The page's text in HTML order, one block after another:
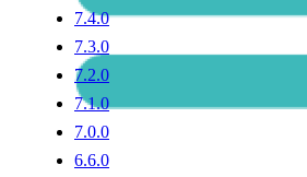
7.4.0
7.3.0
7.2.0
7.1.0
7.0.0
6.6.0